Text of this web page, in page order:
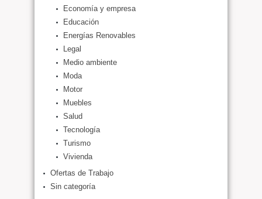
Economía y empresa
Educación
Energías Renovables
Legal
Medio ambiente
Moda
Motor
Muebles
Salud
Tecnología
Turismo
Vivienda
Ofertas de Trabajo
Sin categoría